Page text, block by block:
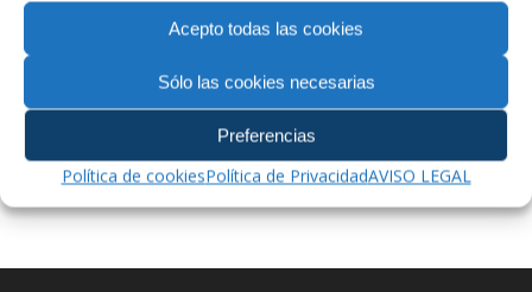
Acepto todas las cookies
Sólo las cookies necesarias
Preferencias
Política de cookiesPolítica de PrivacidadAVISO LEGAL
CONVOCATORIA LIBRE OLIMPICA
Navegación
de
entradas
Siguiente
entrada:
ESPAÑOLES EN LA LIGA ALEMANA